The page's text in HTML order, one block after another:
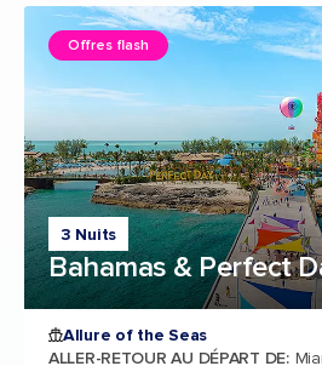
3 Nuits
Bahamas & Perfect
Offres flash
Allure of the Seas
ALLER-RETOUR AU DÉPART DE: